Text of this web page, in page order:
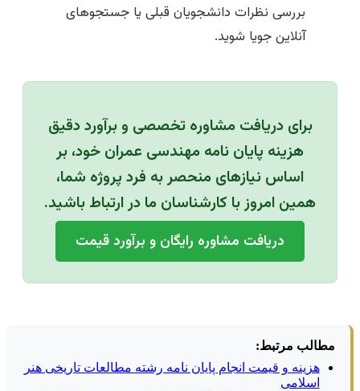
بررسی نظرات دانشجویان قبلی یا جستجوهای
آنلاین جویا شوید.
برای دریافت مشاوره تخصصی و برآورد دقیق
هزینه پایان نامه مهندسی عمران خود، بر
اساس نیازهای منحصر به فرد پروژه شما،
همین امروز با کارشناسان ما در ارتباط باشید.
دریافت مشاوره رایگان و برآورد قیمت
مطالب مرتبط:
هزینه و قیمت انجام پایان نامه رشته مطالعات تاریخی هنر
اسلامی